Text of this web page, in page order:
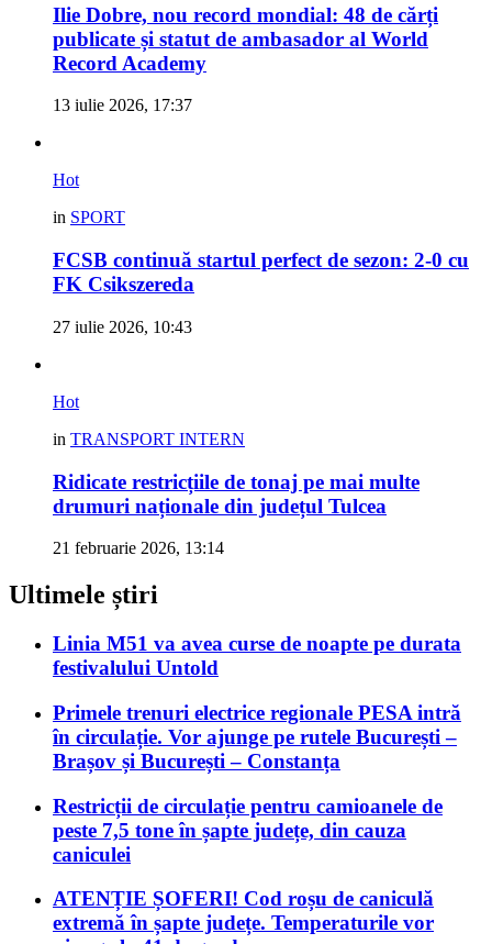
Ilie Dobre, nou record mondial: 48 de cărți
publicate și statut de ambasador al World
Record Academy
13 iulie 2026, 17:37
Hot
in SPORT
FCSB continuă startul perfect de sezon: 2-0 cu
FK Csikszereda
27 iulie 2026, 10:43
Hot
in TRANSPORT INTERN
Ridicate restricțiile de tonaj pe mai multe
drumuri naționale din județul Tulcea
21 februarie 2026, 13:14
Ultimele știri
Linia M51 va avea curse de noapte pe durata
festivalului Untold
Primele trenuri electrice regionale PESA intră
în circulație. Vor ajunge pe rutele București –
Brașov și București – Constanța
Restricții de circulație pentru camioanele de
peste 7,5 tone în șapte județe, din cauza
caniculei
ATENȚIE ȘOFERI! Cod roșu de caniculă
extremă în șapte județe. Temperaturile vor